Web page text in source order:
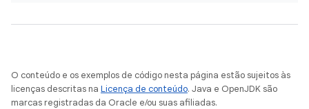
O conteúdo e os exemplos de código nesta página estão sujeitos às
licenças descritas na Licença de conteúdo. Java e OpenJDK são
marcas registradas da Oracle e/ou suas afiliadas.